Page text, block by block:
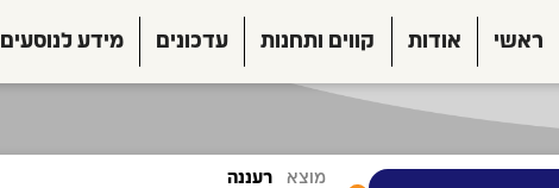
ראשי אודות קווים ותחנות עדכונים מידע לנוסעים
מוצא רעננה